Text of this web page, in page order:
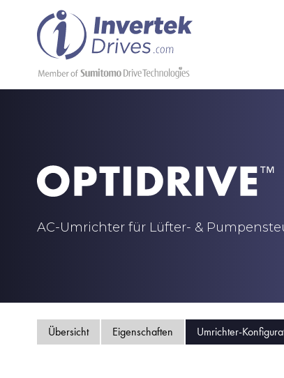
AC-Umrichter für Lüfter- &
Übersicht Eigenschaften Umrichter-